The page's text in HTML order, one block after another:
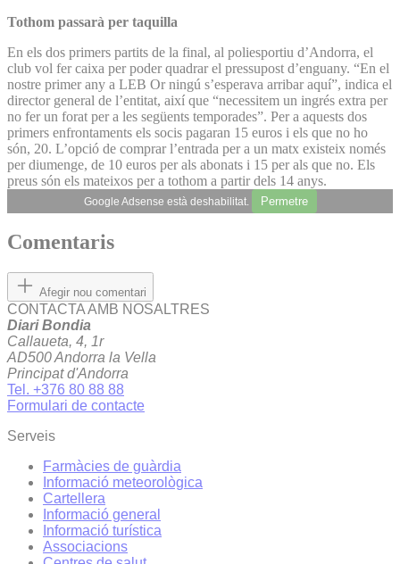
Tothom passarà per taquilla
En els dos primers partits de la final, al poliesportiu d’Andorra, el
club vol fer caixa per poder quadrar el pressupost d’enguany. “En el
nostre primer any a LEB Or ningú s’esperava arribar aquí”, indica el
director general de l’entitat, així que “necessitem un ingrés extra per
no fer un forat per a les següents temporades”. Per a aquests dos
primers enfrontaments els socis pagaran 15 euros i els que no ho
són, 20. L’opció de comprar l’entrada per a un matx existeix només
per diumenge, de 10 euros per als abonats i 15 per als que no. Els
preus són els mateixos per a tothom a partir dels 14 anys.
Google Adsense està deshabilitat. Permetre
Comentaris
Afegir nou comentari
CONTACTA AMB NOSALTRES
Diari Bondia
Callaueta, 4, 1r
AD500 Andorra la Vella
Principat d'Andorra
Tel. +376 80 88 88
Formulari de contacte
Serveis
Farmàcies de guàrdia
Informació meteorològica
Cartellera
Informació general
Informació turística
Associacions